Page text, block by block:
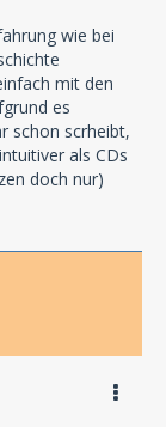
wie bei
mit den
es
schon scrheibt,
als CDs
doch nur)